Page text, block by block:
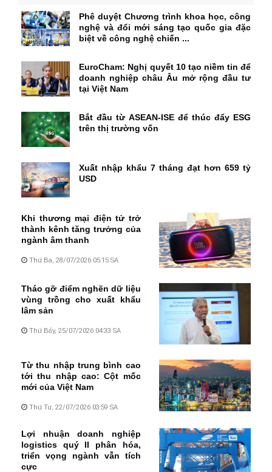
Phê duyệt Chương trình khoa học, công
nghệ và đổi mới sáng tạo quốc gia đặc
biệt về công nghệ chiến ...
EuroCham: Nghị quyết 10 tạo niềm tin để
doanh nghiệp châu Âu mở rộng đầu tư
tại Việt Nam
Bắt đầu từ ASEAN-ISE để thúc đẩy ESG
trên thị trường vốn
Xuất nhập khẩu 7 tháng đạt hơn 659 tỷ
USD
Khi thương mại điện tử trở
thành kênh tăng trưởng của
ngành âm thanh
Thứ Ba, 28/07/2026 05:15 SA
Tháo gỡ điểm nghẽn dữ liệu
vùng trồng cho xuất khẩu
lâm sản
Thứ Bảy, 25/07/2026 04:33 SA
Từ thu nhập trung bình cao
tới thu nhập cao: Cột mốc
mới của Việt Nam
Thứ Tư, 22/07/2026 03:59 SA
Lợi nhuận doanh nghiệp
logistics quý II phân hóa,
triển vọng ngành vẫn tích
cực